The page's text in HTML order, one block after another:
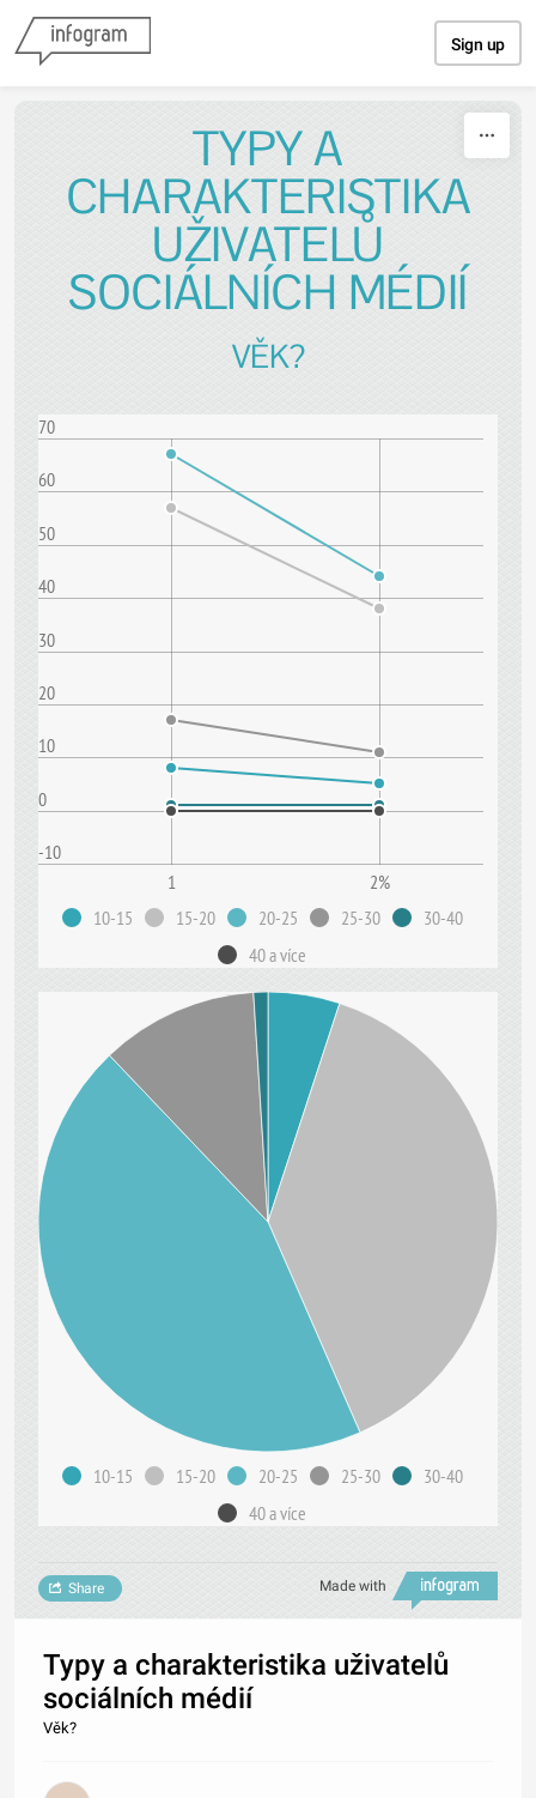
Sign up
TYPY A
CHARAKTERISTIKA
UŽIVATELŮ
SOCIÁLNÍCH MÉDIÍ
VĚK?
-10
0
10
20
30
40
50
60
70
1
2%
10-15
15-20 20-25 25-30
30-40
40 a více
10-15 15-20 20-25 25-30
30-40
40 a více
Made with
Share
Typy a charakteristika uživatelů
sociálních médií
Věk?